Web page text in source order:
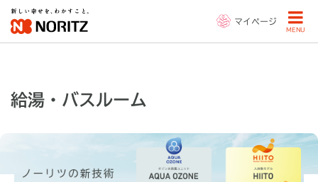
マイページ
MENU
給湯・バスルーム